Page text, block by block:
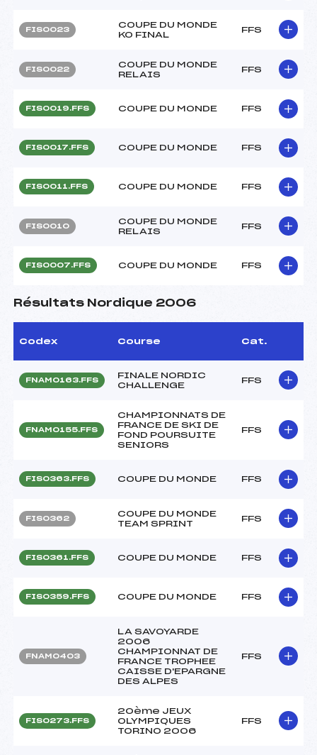
FIS0023
COUPE DU MONDE
KO FINAL
FFS
FIS0022
COUPE DU MONDE
RELAIS
FFS
FIS0019.FFS COUPE DU MONDE FFS
FIS0017.FFS COUPE DU MONDE FFS
FIS0011.FFS COUPE DU MONDE FFS
FIS0010
COUPE DU MONDE
RELAIS
FFS
FIS0007.FFS COUPE DU MONDE FFS
Résultats Nordique 2006
Codex Course Cat.
FNAM0163.FFS
FINALE NORDIC
CHALLENGE
FFS
FNAM0155.FFS
CHAMPIONNATS DE
FRANCE DE SKI DE
FOND POURSUITE
SENIORS
FFS
FIS0363.FFS COUPE DU MONDE FFS
FIS0362
COUPE DU MONDE
TEAM SPRINT
FFS
FIS0361.FFS COUPE DU MONDE FFS
FIS0359.FFS COUPE DU MONDE FFS
FNAM0403
LA SAVOYARDE
2006
CHAMPIONNAT DE
FRANCE TROPHEE
CAISSE D'EPARGNE
DES ALPES
FFS
FIS0273.FFS
20ème JEUX
OLYMPIQUES
TORINO 2006
FFS